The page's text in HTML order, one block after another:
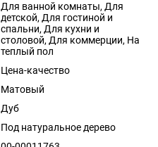
Для ванной комнаты, Для
детской, Для гостиной и
спальни, Для кухни и
столовой, Для коммерции, На
теплый пол
Цена-качество
Матовый
Дуб
Под натуральное дерево